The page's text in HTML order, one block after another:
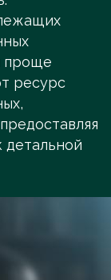
проще
ресурс
детальной